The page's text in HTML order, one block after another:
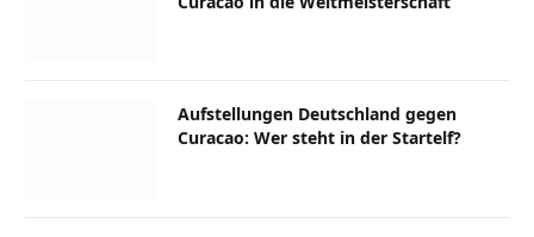
Aufstellungen Deutschland gegen
Curacao: Wer steht in der Startelf?